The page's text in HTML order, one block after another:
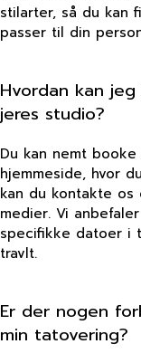
stilarter, så du kan
passer til din
Hvordan kan
jeres studio?
Du kan nemt
hjemmeside, hvor
kan du kontakte
medier. Vi
specifikke datoer i
travlt.
Er der nogen
min tatovering?